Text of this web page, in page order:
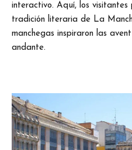
interactivo. Aquí, los
tradición literaria de La
manchegas inspiraron las
andante.